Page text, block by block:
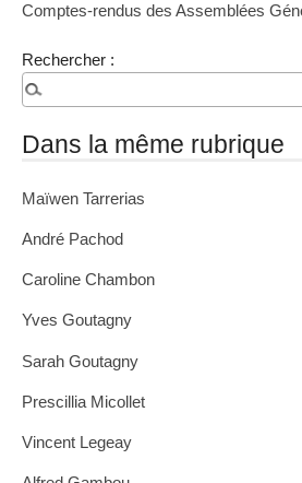
Comptes-rendus des Assemblées
Rechercher :
Dans la même rubrique
Maïwen Tarrerias
André Pachod
Caroline Chambon
Yves Goutagny
Sarah Goutagny
Prescillia Micollet
Vincent Legeay